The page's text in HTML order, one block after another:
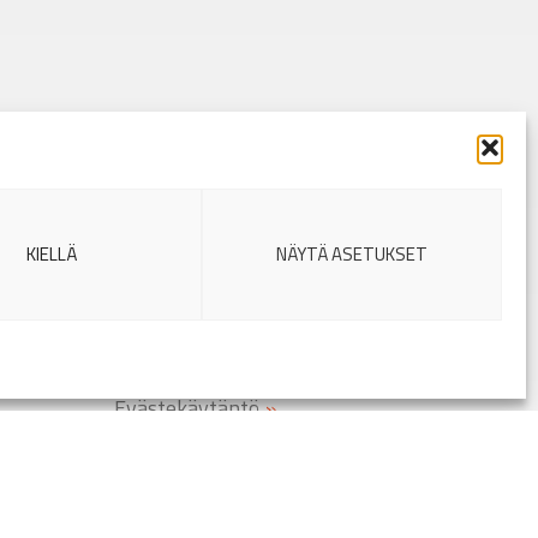
KIELLÄ NÄYTÄ ASETUKSET
Spitec työnantajana
Evästekäytäntö